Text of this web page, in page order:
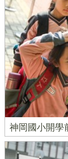
神岡國小開學